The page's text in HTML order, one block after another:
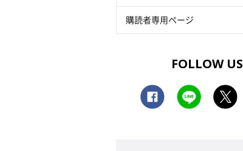
購読者専用ページ
FOLLOW US